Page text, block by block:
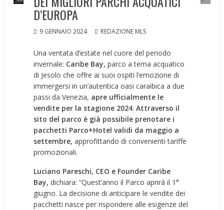
D’EUROPA
9 GENNAIO 2024 REDAZIONE MLS
Una ventata d’estate nel cuore del periodo
invernale: Caribe Bay, parco a tema acquatico
di Jesolo che offre ai suoi ospiti l’emozione di
immergersi in un’autentica oasi caraibica a due
passi da Venezia, apre ufficialmente le
vendite per la stagione 2024.Attraverso il
sito del parco è già possibile prenotare i
pacchetti Parco+Hotel validi da maggio a
settembre, approfittando di convenienti tariffe
promozionali.
Luciano Pareschi, CEO e Founder Caribe
Bay, dichiara: “Quest’anno il Parco aprirà il 1°
giugno. La decisione di anticipare le vendite dei
pacchetti nasce per rispondere alle esigenze del